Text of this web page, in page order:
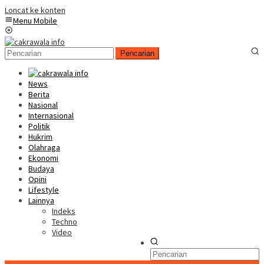
Loncat ke konten
Menu Mobile
Pencarian
News
Berita
Nasional
Internasional
Politik
Hukrim
Olahraga
Ekonomi
Budaya
Opini
Lifestyle
Lainnya
Indeks
Techno
Video